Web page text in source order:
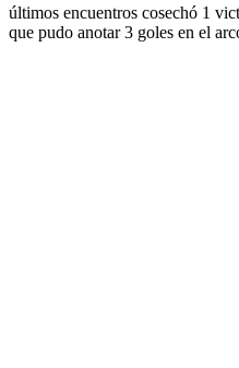
últimos encuentros cosechó 1
que pudo anotar 3 goles en el